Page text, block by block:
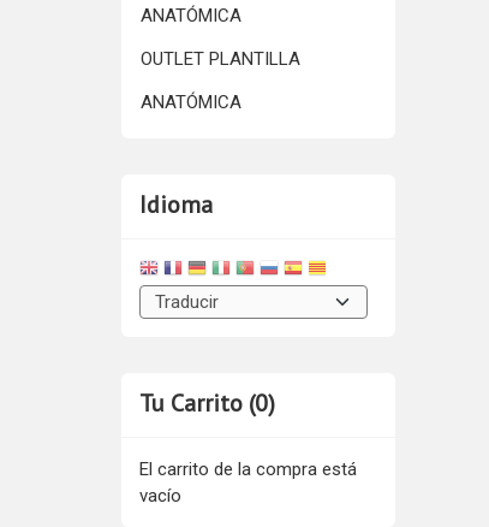
ANATÓMICA
OUTLET PLANTILLA
ANATÓMICA
Idioma
Tu Carrito (0)
El carrito de la compra está
vacío